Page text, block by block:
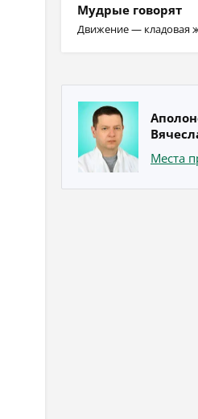
Мудрые говорят
Движение — кладовая
Места